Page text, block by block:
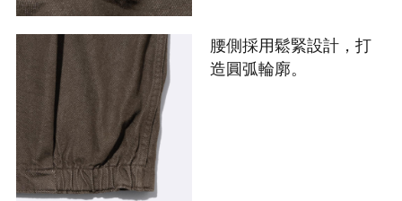
腰側採用鬆緊設計，打
造圓弧輪廓。